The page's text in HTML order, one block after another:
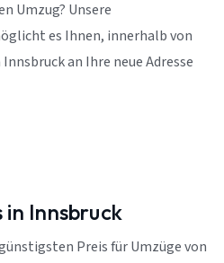
Umzug? Unsere
es Ihnen, innerhalb von
an Ihre neue Adresse
Innsbruck
Preis für Umzüge von